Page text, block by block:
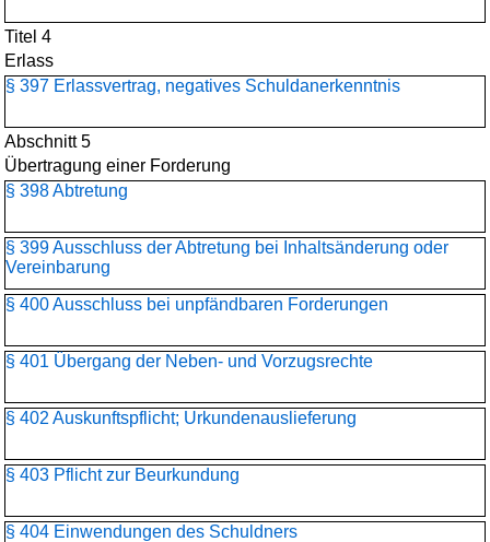
Titel 4
Erlass
§ 397 Erlassvertrag, negatives Schuldanerkenntnis
Abschnitt 5
Übertragung einer Forderung
§ 398 Abtretung
§ 399 Ausschluss der Abtretung bei Inhaltsänderung oder
Vereinbarung
§ 400 Ausschluss bei unpfändbaren Forderungen
§ 401 Übergang der Neben- und Vorzugsrechte
§ 402 Auskunftspflicht; Urkundenauslieferung
§ 403 Pflicht zur Beurkundung
§ 404 Einwendungen des Schuldners